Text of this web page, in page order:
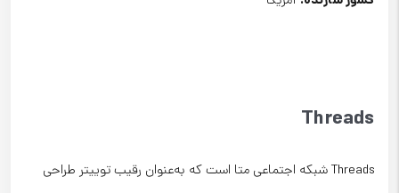
Threads
Threads شبکه اجتماعی متا است که به‌عنوان رقیب توییتر طراحی